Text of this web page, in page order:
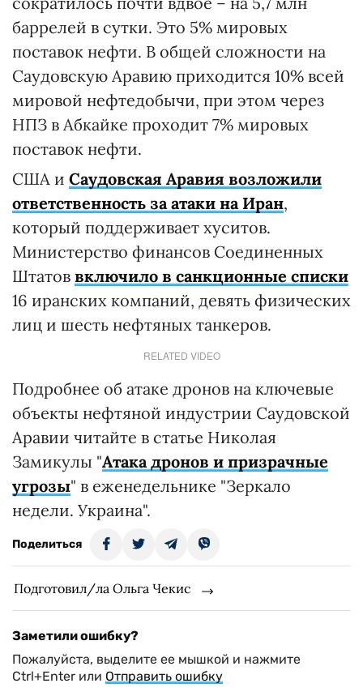
баррелей в сутки. Это 5% мировых
поставок нефти. В общей сложности на
Саудовскую Аравию приходится 10% всей
мировой нефтедобычи, при этом через
НПЗ в Абкайке проходит 7% мировых
поставок нефти.
США и Саудовская Аравия возложили
ответственность за атаки на Иран,
который поддерживает хуситов.
Министерство финансов Соединенных
Штатов включило в санкционные списки
16 иранских компаний, девять физических
лиц и шесть нефтяных танкеров.
RELATED VIDEO
Подробнее об атаке дронов на ключевые
объекты нефтяной индустрии Саудовской
Аравии читайте в статье Николая
Замикулы "Атака дронов и призрачные
угрозы" в еженедельнике "Зеркало
недели. Украина".
Поделиться
Подготовил/ла Ольга Чекис
Заметили ошибку?
Пожалуйста, выделите ее мышкой и нажмите
Ctrl+Enter или Отправить ошибку